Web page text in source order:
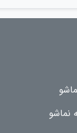
نماشو